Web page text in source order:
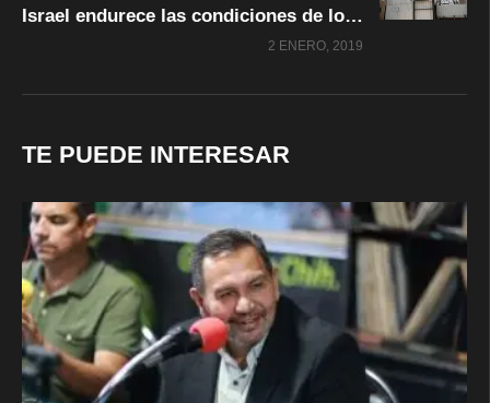
Israel endurece las condiciones de los presos palestinos para “cumplir deber moral con las víctimas”
2 ENERO, 2019
TE PUEDE INTERESAR